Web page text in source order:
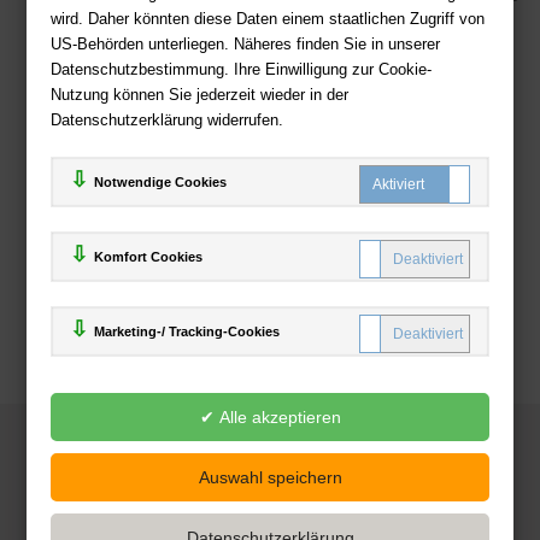
wird. Daher könnten diese Daten einem staatlichen Zugriff von
US-Behörden unterliegen. Näheres finden Sie in unserer
Datenschutzbestimmung. Ihre Einwilligung zur Cookie-
Nutzung können Sie jederzeit wieder in der
Datenschutzerklärung widerrufen.
Notwendige Cookies
Komfort Cookies
Marketing-/ Tracking-Cookies
Zahlweisen
Deutsche-Buchhandlung.de
www.deutsche-buchhandlung.de ist ein Angebot der
Powered by Inooga